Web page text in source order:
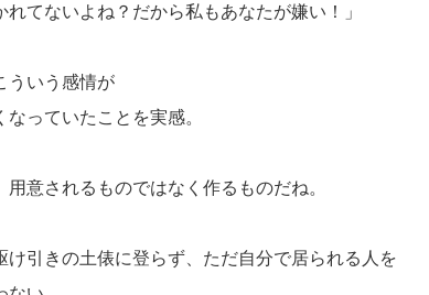
れてないよね？だから私もあなたが嫌い！」
ういう感情が
っていたことを実感。
用意されるものではなく作るものだね。
け引きの土俵に登らず、ただ自分で居られる人を